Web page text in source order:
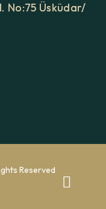
No:75 Üsküdar/
Reserved